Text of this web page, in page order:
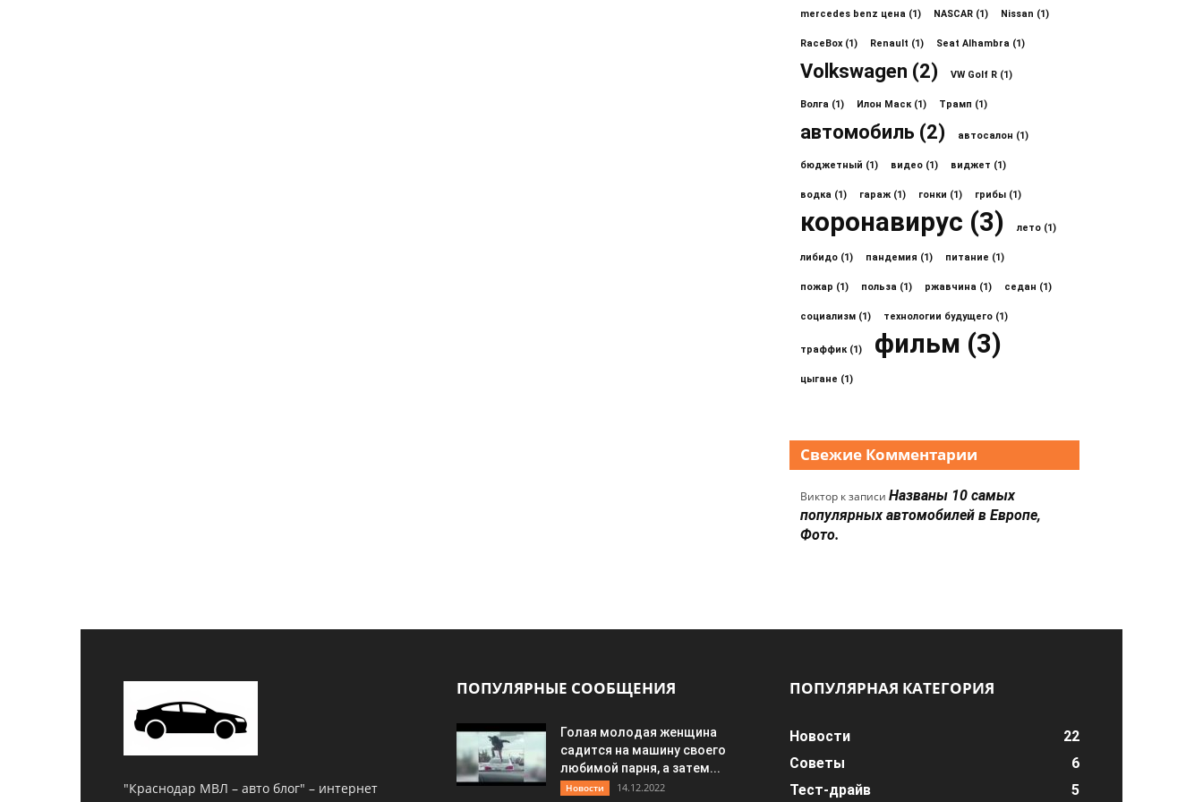
mercedes benz цена (1) NASCAR (1) Nissan (1)
RaceBox(1) Renault (1) Seat Alhambra (1)
Volkswagen (2) VW Golf R (1)
Волга (1) Илон Маск (1) Трамп (1)
автомобиль (2) автосалон (1)
бюджетный (1) видео (1) виджет (1)
водка (1) гараж (1) гонки (1) грибы (1)
коронавирус (3) лето (1)
либидо (1) пандемия (1) питание (1)
пожар (1) польза (1) ржавчина (1) седан (1)
социализм (1) технологии будущего (1)
траффик (1) фильм (3)
цыгане (1)
Свежие Комментарии
Виктор к записи Названы 10 самых
популярных автомобилей в Европе,
Фото.
"Краснодар МВЛ – авто блог" – интернет
ПОПУЛЯРНЫЕ СООБЩЕНИЯ
Голая молодая женщина
садится на машину своего
любимой парня, а затем...
Новости 14.12.2022
ПОПУЛЯРНАЯ КАТЕГОРИЯ
Новости
22
Советы
6
Тест-драйв
5